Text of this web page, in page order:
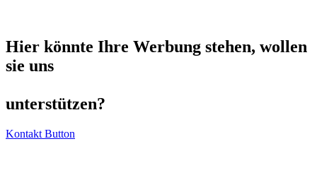
Hier könnte Ihre Werbung stehen, wollen
sie uns
unterstützen?
Kontakt Button